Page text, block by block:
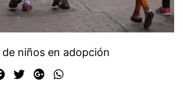
niños en adopción